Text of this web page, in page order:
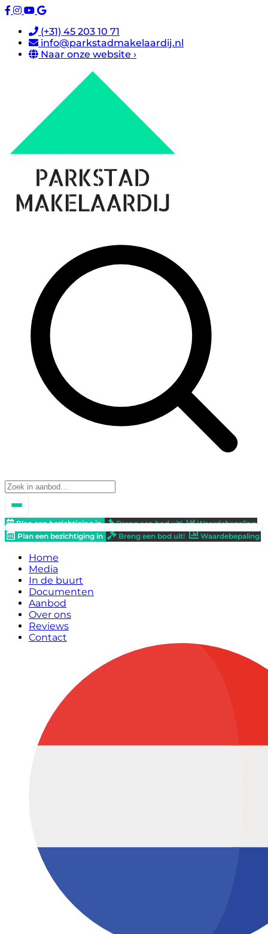
(+31) 45 203 10 71
info@parkstadmakelaardij.nl
Naar onze website ›
Plan een bezichtiging in Breng een bod uit!
Waardebepaling
Plan een bezichtiging in
Breng een bod uit! Waardebepaling
Home
Media
In de buurt
Documenten
Aanbod
Over ons
Reviews
Contact